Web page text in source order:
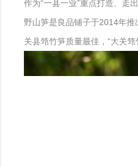
作为“一县一业”重点打造、走
野山笋是良品铺子于2014年
关县筇竹笋质量最佳，“大关